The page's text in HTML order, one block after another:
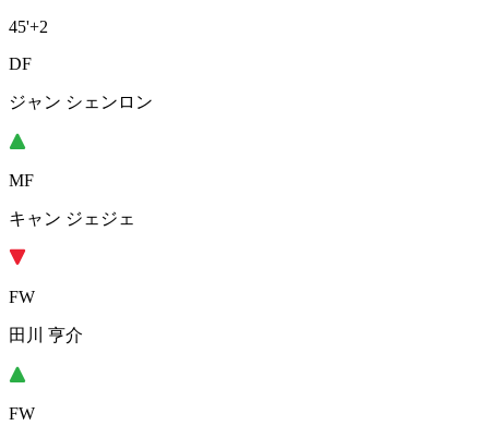
45'+2
DF
ジャン シェンロン
MF
キャン ジェジェ
FW
田川 亨介
FW